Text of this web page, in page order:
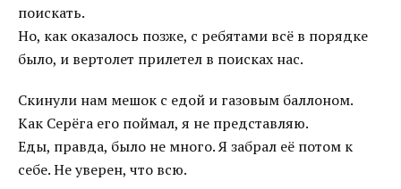
поискать.
Но, как оказалось позже, с ребятами всё в порядке
было, и вертолет прилетел в поисках нас.
Скинули нам мешок с едой и газовым баллоном.
Как Серёга его поймал, я не представляю.
Еды, правда, было не много. Я забрал её потом к
себе. Не уверен, что всю.